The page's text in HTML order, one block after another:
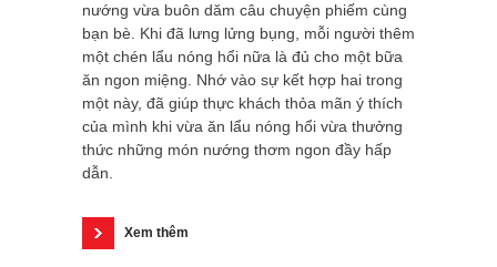
nướng vừa buôn dăm câu chuyện phiếm cùng
bạn bè. Khi đã lưng lửng bụng, mỗi người thêm
một chén lẩu nóng hổi nữa là đủ cho một bữa
ăn ngon miệng. Nhớ vào sự kết hợp hai trong
một này, đã giúp thực khách thỏa mãn ý thích
của mình khi vừa ăn lẩu nóng hổi vừa thưởng
thức những món nướng thơm ngon đầy hấp
dẫn.
Xem thêm